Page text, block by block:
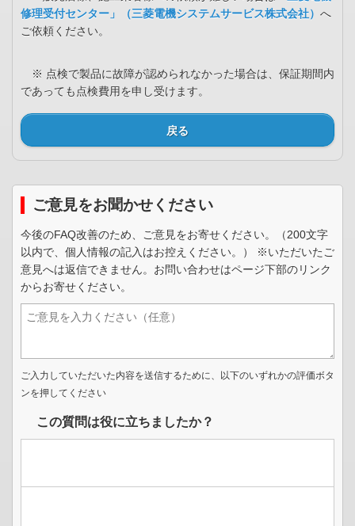
修理受付センター」（三菱電機システムサービス株式会社） へ
ご依頼ください。
※ 点検で製品に故障が認められなかった場合は、保証期間内
であっても点検費用を申し受けます。
戻る
ご意見をお聞かせください
今後のFAQ改善のため、ご意見をお寄せください。（200文字
以内で、個人情報の記入はお控えください。） ※いただいたご
意見へは返信できません。お問い合わせはページ下部のリンク
からお寄せください。
ご入力していただいた内容を送信するために、以下のいずれかの評価ボタ
ンを押してください
この質問は役に立ちましたか？